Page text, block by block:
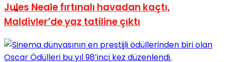
Müzik
Jules Neale fırtınalı havadan kaçtı,
Maldivler’de yaz tatiline çıktı